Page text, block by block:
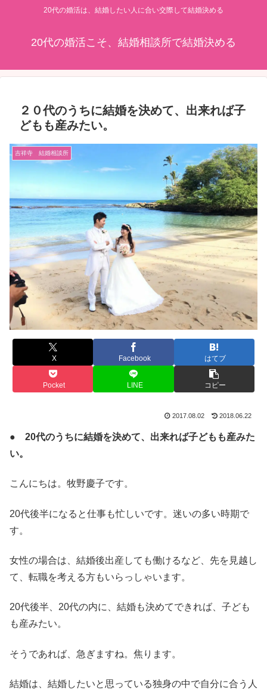
20代の婚活は、結婚したい人に合い交際して結婚決める
20代の婚活こそ、結婚相談所で結婚決める
２０代のうちに結婚を決めて、出来れば子
どもも産みたい。
吉祥寺 結婚相談所
X Facebook はてブ
Pocket LINE コピー
2017.08.02 2018.06.22
● 20代のうちに結婚を決めて、出来れば子どもも産みた
い。
こんにちは。牧野慶子です。
20代後半になると仕事も忙しいです。迷いの多い時期で
す。
女性の場合は、結婚後出産しても働けるなど、先を見越し
て、転職を考える方もいらっしゃいます。
20代後半、20代の内に、結婚も決めてできれば、子ども
も産みたい。
そうであれば、急ぎますね。焦ります。
結婚は、結婚したいと思っている独身の中で自分に合う人